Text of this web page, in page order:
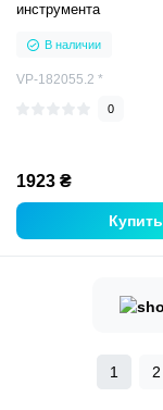
инструмента
В наличии
VP-182055.2 *
0
1923 ₴
Купить
1 2